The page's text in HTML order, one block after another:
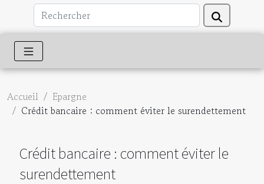
Accueil
Epargne
Crédit bancaire : comment éviter le surendettement
Crédit bancaire : comment éviter le
surendettement